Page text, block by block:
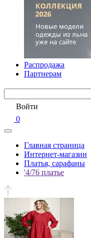
Распродажа
Партнерам
Войти
0
Главная страница
Интернет-магазин
Платья, сарафаны
'4/76 платье